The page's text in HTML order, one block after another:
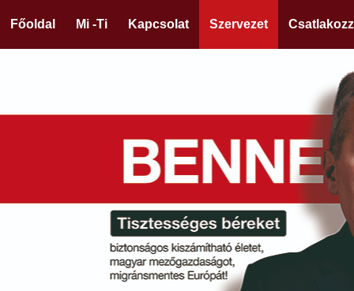
Főoldal Mi -Ti Kapcsolat Szervezet Csatlakozz